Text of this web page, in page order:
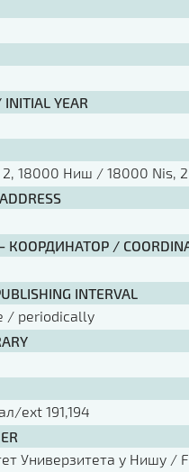
YEAR
18000 Ниш / 18000 Nis,
КООРДИНАТОР /
INTERVAL
/ periodically
ext 191,194
Универзитета у Нишу /